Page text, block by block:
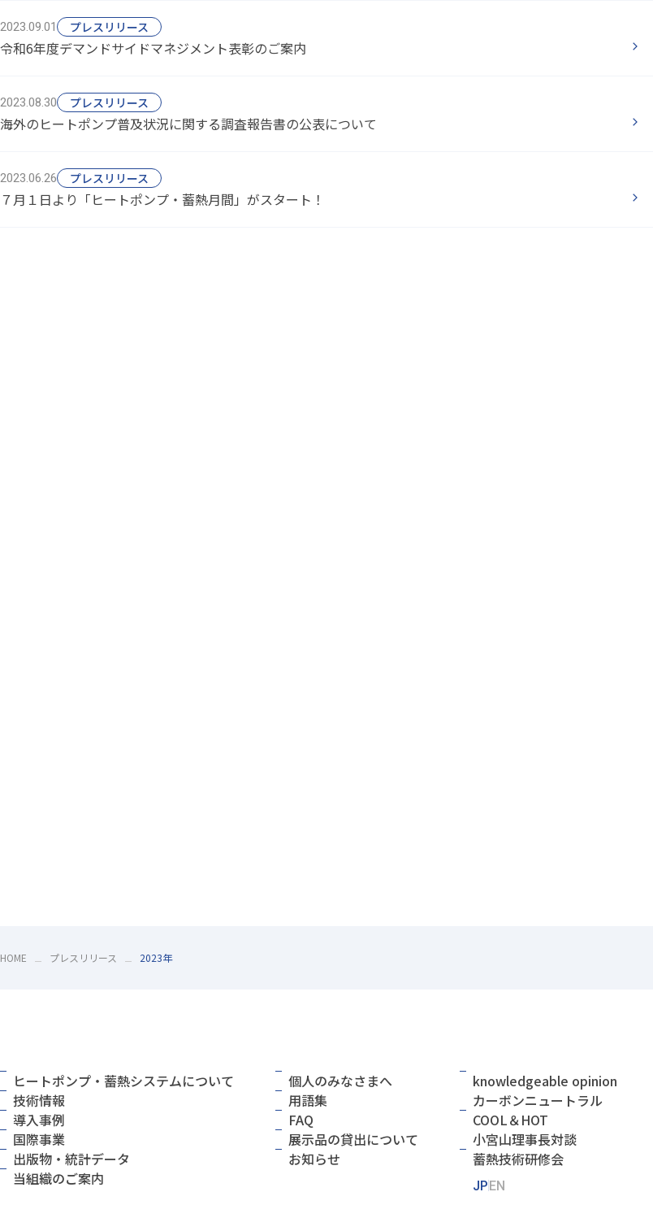
2023.09.01 プレスリリース
令和6年度デマンドサイドマネジメント表彰のご案内
2023.08.30 プレスリリース
海外のヒートポンプ普及状況に関する調査報告書の公表について
2023.06.26 プレスリリース
７月１日より「ヒートポンプ・蓄熱月間」がスタート！
HOME プレスリリース 2023年
ヒートポンプ・蓄熱システムについて
技術情報
導入事例
国際事業
出版物・統計データ
当組織のご案内
個人のみなさまへ
用語集
FAQ
展示品の貸出について
お知らせ
knowledgeable opinion
カーボンニュートラル
COOL＆HOT
小宮山理事長対談
蓄熱技術研修会
JPEN